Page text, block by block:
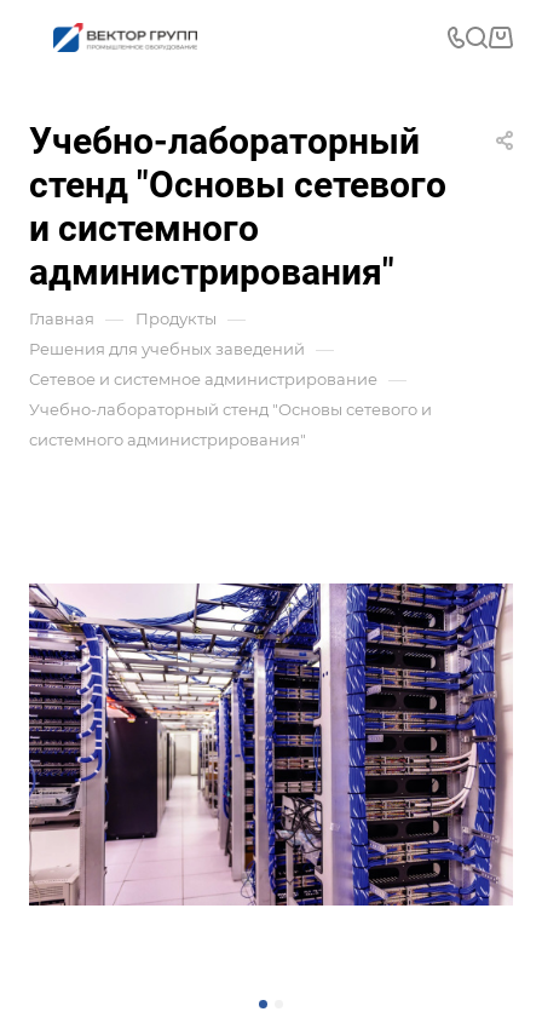
Учебно-лабораторный
стенд "Основы сетевого
и системного
администрирования"
Главная — Продукты —
Решения для учебных заведений —
Сетевое и системное администрирование —
Учебно-лабораторный стенд "Основы сетевого и
системного администрирования"